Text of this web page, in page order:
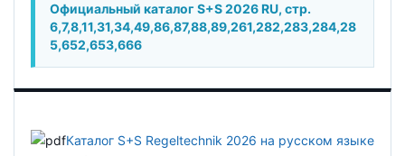
Официальный каталог S+S 2026 RU, стр.
6,7,8,11,31,34,49,86,87,88,89,261,282,283,284,28
5,652,653,666
Каталог S+S Regeltechnik 2026 на русском языке